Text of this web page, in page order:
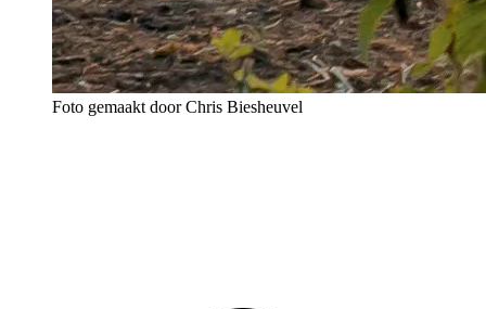
Foto gemaakt door Chris Biesheuvel